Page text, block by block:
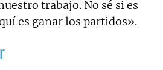
trabajo. No sé si es
es ganar los partidos».